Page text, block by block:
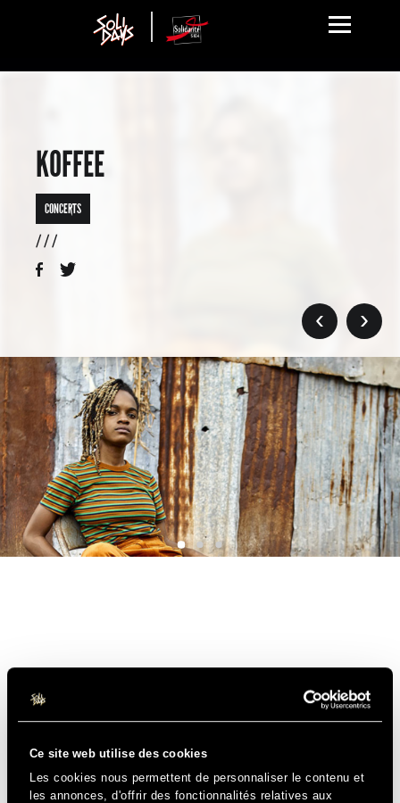
Ce site web utilise des cookies
Les cookies nous permettent de personnaliser le contenu et
les annonces, d'offrir des fonctionnalités relatives aux
KOFFEE
CONCERTS
/ / /
› ›